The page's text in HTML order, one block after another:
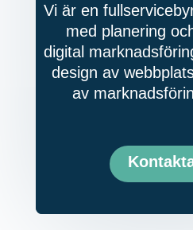
Vi är en
med planering
digital
design av
av